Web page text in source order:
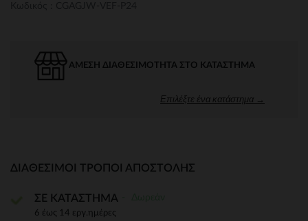
ΆΜΕΣΗ ΔΙΑΘΕΣΙΜΌΤΗΤΑ ΣΤΟ ΚΑΤΆΣΤΗΜΑ
Επιλέξτε ένα κατάστημα →
ΔΙΑΘΈΣΙΜΟΙ ΤΡΌΠΟΙ ΑΠΟΣΤΟΛΉΣ
ΣΕ ΚΑΤΑΣΤΗΜΑ
6 έως 14 εργ.ημέρες